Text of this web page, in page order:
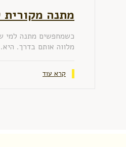
מתנה
כשמחפשים מתנה למי
מלווה אותם בדרך.
קרא עוד